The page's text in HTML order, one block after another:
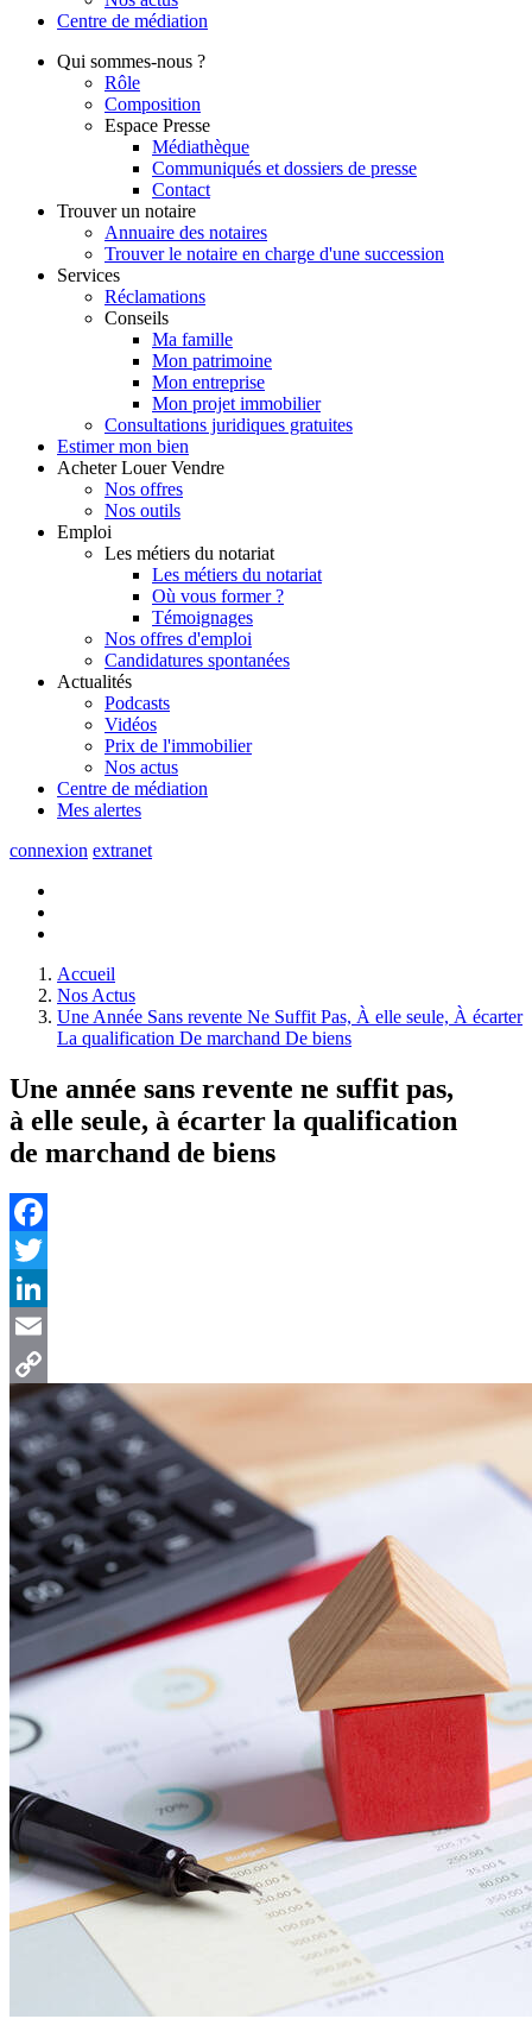
Centre de médiation
Qui sommes-nous ?
Rôle
Composition
Espace Presse
Médiathèque
Communiqués et dossiers de presse
Contact
Trouver un notaire
Annuaire des notaires
Trouver le notaire en charge d'une succession
Services
Réclamations
Conseils
Ma famille
Mon patrimoine
Mon entreprise
Mon projet immobilier
Consultations juridiques gratuites
Estimer mon bien
Acheter Louer Vendre
Nos offres
Nos outils
Emploi
Les métiers du notariat
Les métiers du notariat
Où vous former ?
Témoignages
Nos offres d'emploi
Candidatures spontanées
Actualités
Podcasts
Vidéos
Prix de l'immobilier
Nos actus
Centre de médiation
Mes alertes
connexion extranet
Accueil
Nos Actus
Une Année Sans revente Ne Suffit Pas, À elle seule, À écarter
La qualification De marchand De biens
Une année sans revente ne suffit pas,
à elle seule, à écarter la qualification
de marchand de biens
Facebook
Twitter
LinkedIn
Email
Copy
Link